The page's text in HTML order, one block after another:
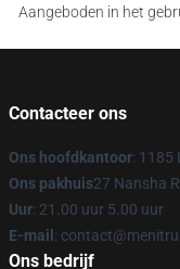
Aangeboden in het
Contacteer ons
Ons hoofdkantoor: 1185
Ons pakhuis27 Nansha
Uur: 21.00 uur 5.00 uur
E-mail :
Ons bedrijf